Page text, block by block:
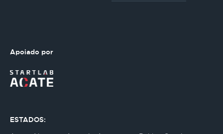
Apoiado por
ESTADOS: